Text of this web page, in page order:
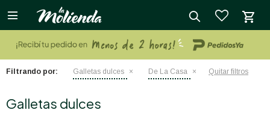

Filtrando por: Galletas dulces De La Casa Quitar filtros
Galletas dulces